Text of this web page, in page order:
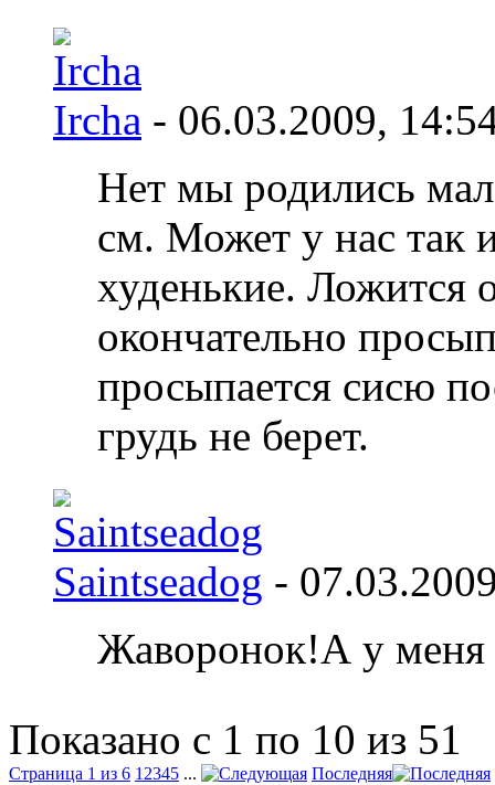
Ircha - 06.03.2009,
Нет мы родились
см. Может у нас так
худенькие. Ложится
окончательно
просыпается сисю
грудь не берет.
Saintseadog -
Жаворонок!А у меня
Показано с 1 по 10 из 51
Страница 1 из 6 12345 ... Последняя